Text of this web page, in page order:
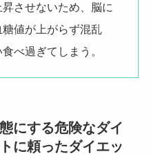
させないため、脳に
値が上がらず混乱
べ過ぎてしまう。
にする危険なダイ
に頼ったダイエッ